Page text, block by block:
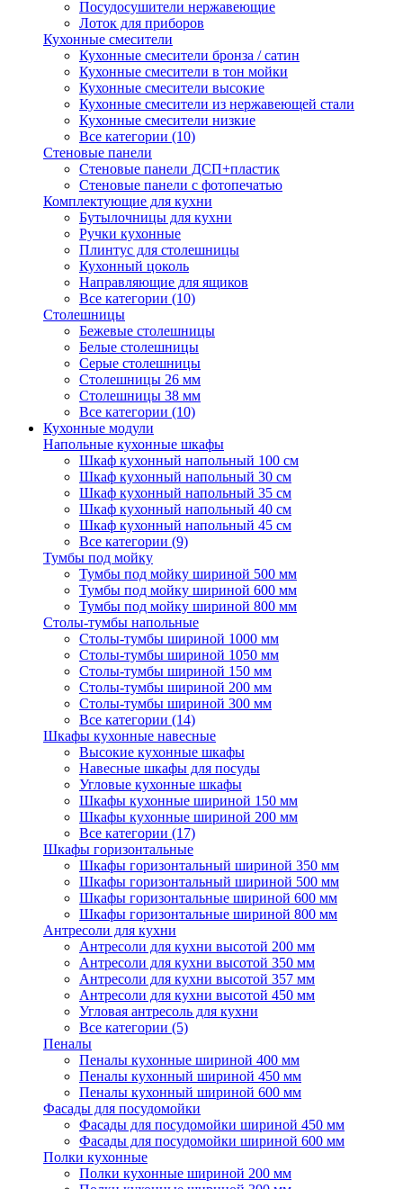
Посудосушители нержавеющие
Лоток для приборов
Кухонные смесители
Кухонные смесители бронза / сатин
Кухонные смесители в тон мойки
Кухонные смесители высокие
Кухонные смесители из нержавеющей стали
Кухонные смесители низкие
Все категории (10)
Стеновые панели
Стеновые панели ДСП+пластик
Стеновые панели с фотопечатью
Комплектующие для кухни
Бутылочницы для кухни
Ручки кухонные
Плинтус для столешницы
Кухонный цоколь
Направляющие для ящиков
Все категории (10)
Столешницы
Бежевые столешницы
Белые столешницы
Серые столешницы
Столешницы 26 мм
Столешницы 38 мм
Все категории (10)
Кухонные модули
Напольные кухонные шкафы
Шкаф кухонный напольный 100 см
Шкаф кухонный напольный 30 см
Шкаф кухонный напольный 35 см
Шкаф кухонный напольный 40 см
Шкаф кухонный напольный 45 см
Все категории (9)
Тумбы под мойку
Тумбы под мойку шириной 500 мм
Тумбы под мойку шириной 600 мм
Тумбы под мойку шириной 800 мм
Столы-тумбы напольные
Столы-тумбы шириной 1000 мм
Столы-тумбы шириной 1050 мм
Столы-тумбы шириной 150 мм
Столы-тумбы шириной 200 мм
Столы-тумбы шириной 300 мм
Все категории (14)
Шкафы кухонные навесные
Высокие кухонные шкафы
Навесные шкафы для посуды
Угловые кухонные шкафы
Шкафы кухонные шириной 150 мм
Шкафы кухонные шириной 200 мм
Все категории (17)
Шкафы горизонтальные
Шкафы горизонтальный шириной 350 мм
Шкафы горизонтальный шириной 500 мм
Шкафы горизонтальные шириной 600 мм
Шкафы горизонтальные шириной 800 мм
Антресоли для кухни
Антресоли для кухни высотой 200 мм
Антресоли для кухни высотой 350 мм
Антресоли для кухни высотой 357 мм
Антресоли для кухни высотой 450 мм
Угловая антресоль для кухни
Все категории (5)
Пеналы
Пеналы кухонные шириной 400 мм
Пеналы кухонный шириной 450 мм
Пеналы кухонный шириной 600 мм
Фасады для посудомойки
Фасады для посудомойки шириной 450 мм
Фасады для посудомойки шириной 600 мм
Полки кухонные
Полки кухонные шириной 200 мм